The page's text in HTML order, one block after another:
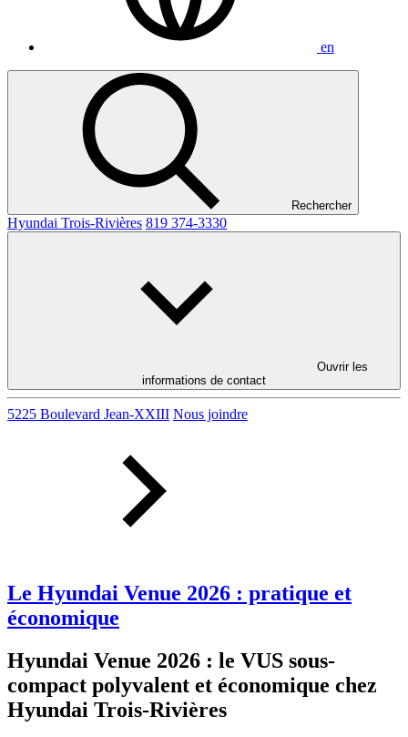
en
Rechercher
Hyundai Trois-Rivières 819 374-3330
Ouvrir les
informations de contact
5225 Boulevard Jean-XXIII Nous joindre
Le Hyundai Venue 2026 : pratique et
économique
Hyundai Venue 2026 : le VUS sous-
compact polyvalent et économique chez
Hyundai Trois-Rivières